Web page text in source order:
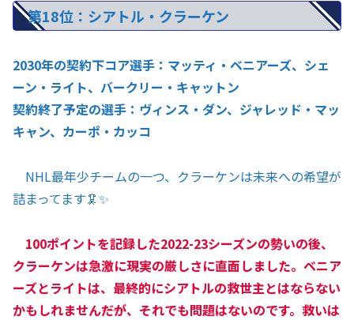
第18位：シアトル・クラーケン
2030年の契約下コア選手：マッティ・ベニアーズ、シェ
ーン・ライト、バークリー・キャットン
契約終了予定の選手：ヴィンス・ダン、ジャレッド・マッ
キャン、カーポ・カッコ
NHL最年少チームの一つ、クラーケンは未来への希望が
詰まってます🦑✨
100ポイントを記録した2022-23シーズンの勢いの後、
クラーケンは急激に現実の厳しさに直面しました。ベニア
ーズとライトは、最終的にシアトルの救世主とはならない
かもしれません――だが、それでも問題はないのです。救いは